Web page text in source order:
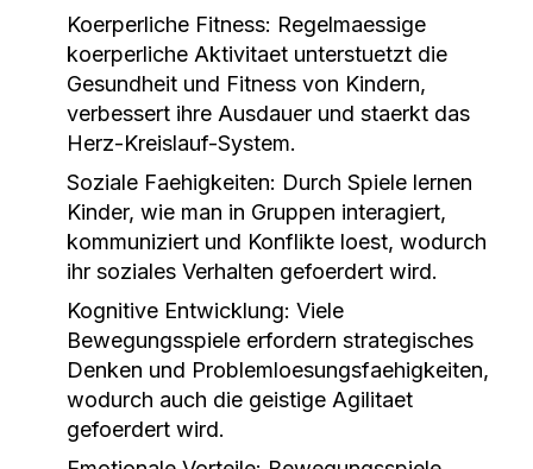
Koerperliche Fitness: Regelmaessige
koerperliche Aktivitaet unterstuetzt die
Gesundheit und Fitness von Kindern,
verbessert ihre Ausdauer und staerkt das
Herz-Kreislauf-System.
Soziale Faehigkeiten: Durch Spiele lernen
Kinder, wie man in Gruppen interagiert,
kommuniziert und Konflikte loest, wodurch
ihr soziales Verhalten gefoerdert wird.
Kognitive Entwicklung: Viele
Bewegungsspiele erfordern strategisches
Denken und Problemloesungsfaehigkeiten,
wodurch auch die geistige Agilitaet
gefoerdert wird.